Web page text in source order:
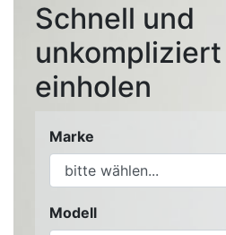
Schnell und
einholen
Marke
Modell